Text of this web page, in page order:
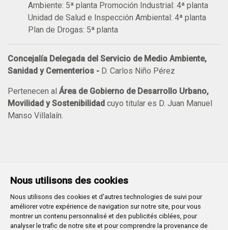
Nous utilisons des cookies
Nous utilisons des cookies et d'autres technologies de suivi pour
améliorer votre expérience de navigation sur notre site, pour vous
montrer un contenu personnalisé et des publicités ciblées, pour
analyser le trafic de notre site et pour comprendre la provenance de
Ambiente: 5ª planta Promoción Industrial: 4ª planta
Unidad de Salud e Inspección Ambiental: 4ª planta
Plan de Drogas: 5ª planta
Concejalía Delegada del Servicio de Medio Ambiente,
Sanidad y Cementerios - D. Carlos Niño Pérez
Pertenecen al Área de Gobierno de Desarrollo Urbano,
Movilidad y Sostenibilidad cuyo titular es D. Juan Manuel
Manso Villalaín.
Plaza Mayor 1- 09071BURGOS
947 288 800 CIF: P-0906100-C